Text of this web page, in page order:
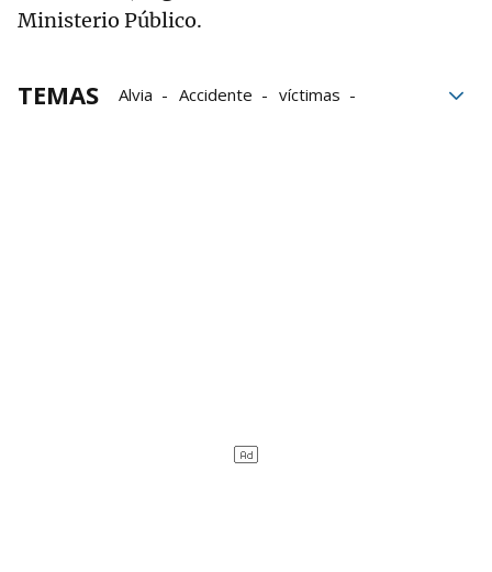
Ministerio Público.
TEMAS Alvia Accidente
víctimas